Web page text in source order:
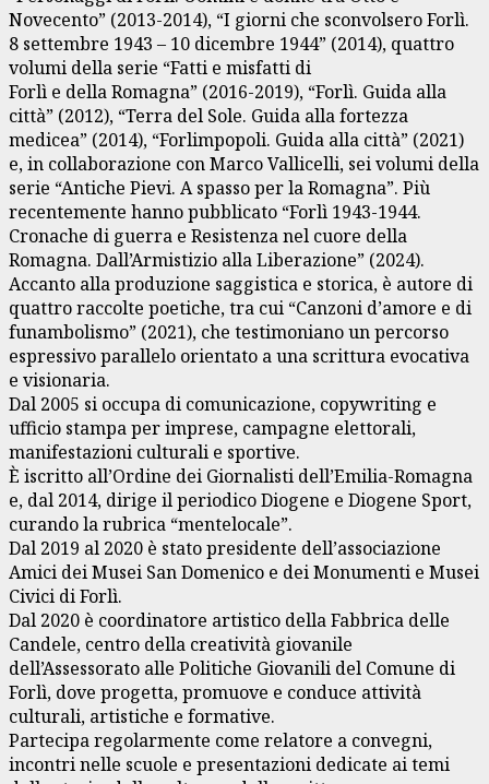
Novecento” (2013-2014), “I giorni che sconvolsero Forlì.
8 settembre 1943 – 10 dicembre 1944” (2014), quattro
volumi della serie “Fatti e misfatti di
Forlì e della Romagna” (2016-2019), “Forlì. Guida alla
città” (2012), “Terra del Sole. Guida alla fortezza
medicea” (2014), “Forlimpopoli. Guida alla città” (2021)
e, in collaborazione con Marco Vallicelli, sei volumi della
serie “Antiche Pievi. A spasso per la Romagna”. Più
recentemente hanno pubblicato “Forlì 1943-1944.
Cronache di guerra e Resistenza nel cuore della
Romagna. Dall’Armistizio alla Liberazione” (2024).
Accanto alla produzione saggistica e storica, è autore di
quattro raccolte poetiche, tra cui “Canzoni d’amore e di
funambolismo” (2021), che testimoniano un percorso
espressivo parallelo orientato a una scrittura evocativa
e visionaria.
Dal 2005 si occupa di comunicazione, copywriting e
ufficio stampa per imprese, campagne elettorali,
manifestazioni culturali e sportive.
È iscritto all’Ordine dei Giornalisti dell’Emilia-Romagna
e, dal 2014, dirige il periodico Diogene e Diogene Sport,
curando la rubrica “mentelocale”.
Dal 2019 al 2020 è stato presidente dell’associazione
Amici dei Musei San Domenico e dei Monumenti e Musei
Civici di Forlì.
Dal 2020 è coordinatore artistico della Fabbrica delle
Candele, centro della creatività giovanile
dell’Assessorato alle Politiche Giovanili del Comune di
Forlì, dove progetta, promuove e conduce attività
culturali, artistiche e formative.
Partecipa regolarmente come relatore a convegni,
incontri nelle scuole e presentazioni dedicate ai temi